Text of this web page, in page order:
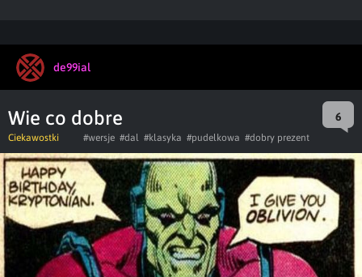
de99ial
Wie co dobre 6
Ciekawostki #wersje #dal #klasyka #pudelkowa #dobry prezent